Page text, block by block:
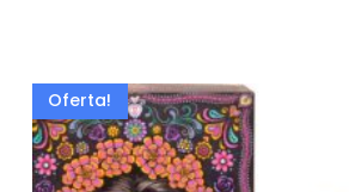
Oferta!